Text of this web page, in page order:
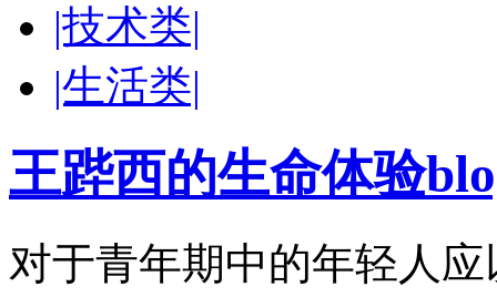
|技术类|
|生活类|
王跸西的生命体验
对于青年期中的年轻人